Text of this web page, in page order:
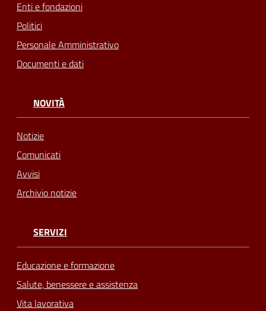
Enti e fondazioni
Politici
Personale Amministrativo
Documenti e dati
NOVITÀ
Notizie
Comunicati
Avvisi
Archivio notizie
SERVIZI
Educazione e formazione
Salute, benessere e assistenza
Vita lavorativa